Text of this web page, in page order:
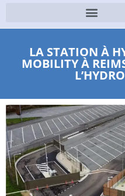
LA STATION À
MOBILITY À